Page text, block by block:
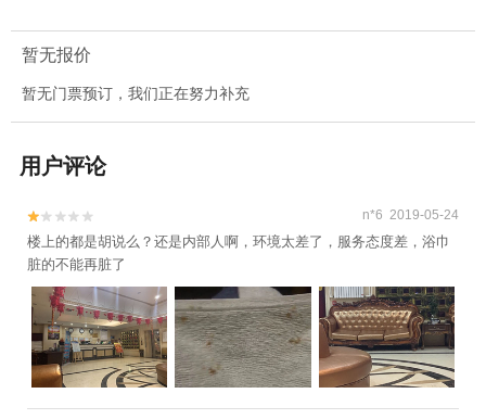
暂无报价
暂无门票预订，我们正在努力补充
用户评论

 n*6 2019-05-24
楼上的都是胡说么？还是内部人啊，环境太差了，服务态度差，浴巾
脏的不能再脏了